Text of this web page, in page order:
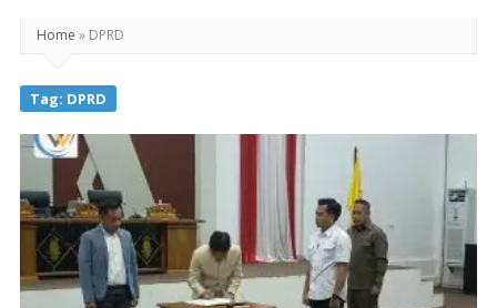
Home » DPRD
Tag: DPRD